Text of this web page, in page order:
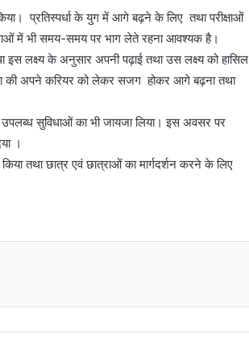
प्रतिस्पर्धा के युग में आगे बढ़ने के लिए तथा परीक्षाओं
में भी समय-समय पर भाग लेते रहना आवश्यक है।
लक्ष्य के अनुसार अपनी पढ़ाई तथा उस लक्ष्य को हासिल
की अपने करियर को लेकर सजग होकर आगे बढ़ना तथा
उपलब्ध सुविधाओं का भी जायजा लिया। इस अवसर पर
।
तथा छात्र एवं छात्राओं का मार्गदर्शन करने के लिए